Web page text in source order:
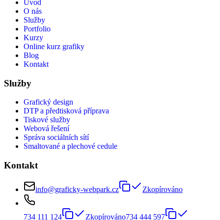
Úvod
O nás
Služby
Portfolio
Kurzy
Online kurz grafiky
Blog
Kontakt
Služby
Grafický design
DTP a předtisková příprava
Tiskové služby
Webová řešení
Správa sociálních sítí
Smaltované a plechové cedule
Kontakt
info@graficky-webpark.cz Zkopírováno
734 111 124 Zkopírováno734 444 597